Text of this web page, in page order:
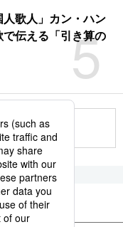
5
歌人」カン・ハン
伝える「引き算の